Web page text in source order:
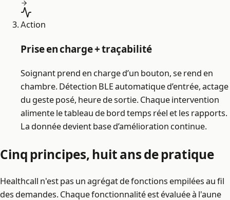
Action
Prise en charge + traçabilité
Soignant prend en charge d’un bouton, se rend en
chambre. Détection BLE automatique d’entrée, actage
du geste posé, heure de sortie. Chaque intervention
alimente le tableau de bord temps réel et les rapports.
La donnée devient base d’amélioration continue.
Cinq principes, huit ans de pratique
Healthcall n'est pas un agrégat de fonctions empilées au fil
des demandes. Chaque fonctionnalité est évaluée à l'aune